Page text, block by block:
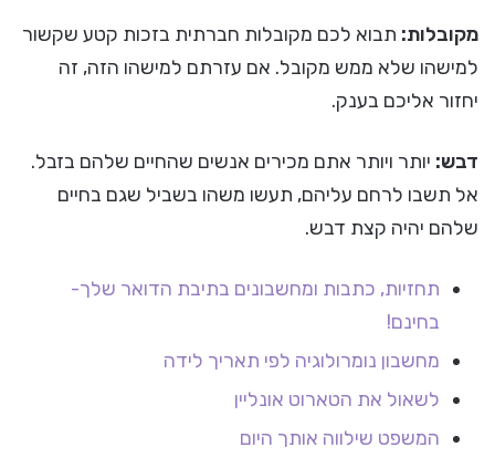
מקובלות: תבוא לכם מקובלות חברתית בזכות קטע שקשור
למישהו שלא ממש מקובל. אם עזרתם למישהו הזה, זה
יחזור אליכם בענק.
דבש: יותר ויותר אתם מכירים אנשים שהחיים שלהם בזבל.
אל תשבו לרחם עליהם, תעשו משהו בשביל שגם בחיים
שלהם יהיה קצת דבש.
תחזיות, כתבות ומחשבונים בתיבת הדואר שלך-
בחינם!
מחשבון נומרולוגיה לפי תאריך לידה
לשאול את הטארוט אונליין
המשפט שילווה אותך היום